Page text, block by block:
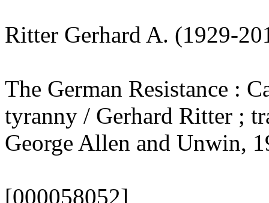
Ritter Gerhard A. (1929-
The German Resistance :
tyranny / Gerhard Ritter ;
George Allen and Unwin,
[000058052]